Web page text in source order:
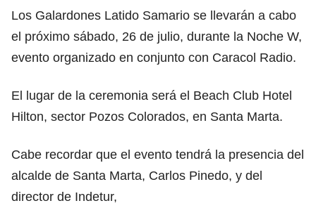
Los Galardones Latido Samario se llevarán a cabo
el próximo sábado, 26 de julio, durante la Noche W,
evento organizado en conjunto con Caracol Radio.
El lugar de la ceremonia será el Beach Club Hotel
Hilton, sector Pozos Colorados, en Santa Marta.
Cabe recordar que el evento tendrá la presencia del
alcalde de Santa Marta, Carlos Pinedo, y del
director de Indetur,